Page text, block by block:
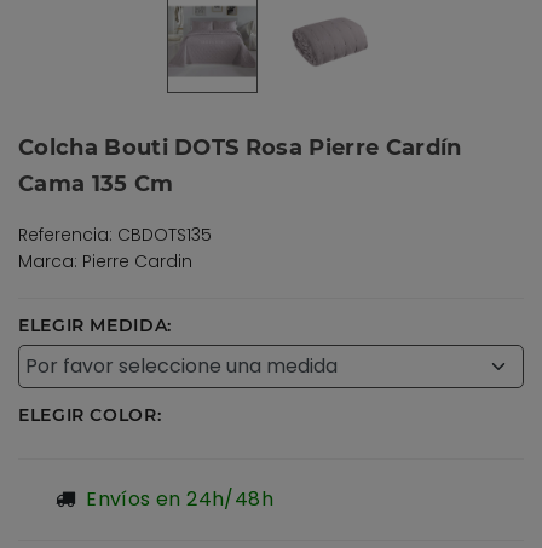
Colcha Bouti DOTS Rosa Pierre Cardín
Cama 135 Cm
Referencia: CBDOTS135
Marca: Pierre Cardin
ELEGIR MEDIDA:
ELEGIR COLOR:
Envíos en 24h/48h